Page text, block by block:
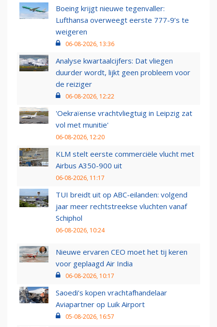
Boeing krijgt nieuwe tegenvaller:
Lufthansa overweegt eerste 777-9’s te
weigeren
06-08-2026, 13:36
Analyse kwartaalcijfers: Dat vliegen
duurder wordt, lijkt geen probleem voor
de reiziger
06-08-2026, 12:22
'Oekraïense vrachtvliegtuig in Leipzig zat
vol met munitie'
06-08-2026, 12:20
KLM stelt eerste commerciële vlucht met
Airbus A350-900 uit
06-08-2026, 11:17
TUI breidt uit op ABC-eilanden: volgend
jaar meer rechtstreekse vluchten vanaf
Schiphol
06-08-2026, 10:24
Nieuwe ervaren CEO moet het tij keren
voor geplaagd Air India
06-08-2026, 10:17
Saoedi’s kopen vrachtafhandelaar
Aviapartner op Luik Airport
05-08-2026, 16:57